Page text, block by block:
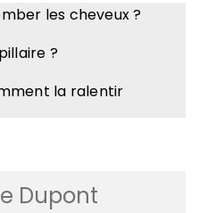
les cheveux ?
?
la ralentir
Dupont